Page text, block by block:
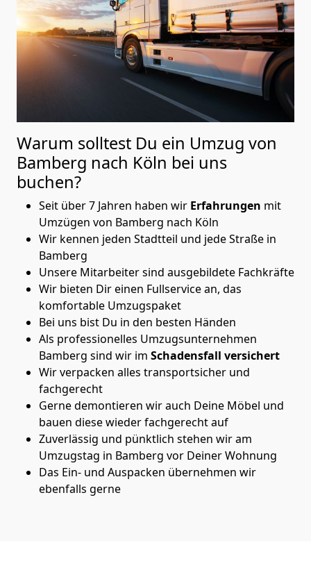
Warum solltest Du ein Umzug von
Bamberg nach Köln bei uns
buchen?
Seit über 7 Jahren haben wir Erfahrungen mit
Umzügen von Bamberg nach Köln
Wir kennen jeden Stadtteil und jede Straße in
Bamberg
Unsere Mitarbeiter sind ausgebildete Fachkräfte
Wir bieten Dir einen Fullservice an, das
komfortable Umzugspaket
Bei uns bist Du in den besten Händen
Als professionelles Umzugsunternehmen
Bamberg sind wir im Schadensfall versichert
Wir verpacken alles transportsicher und
fachgerecht
Gerne demontieren wir auch Deine Möbel und
bauen diese wieder fachgerecht auf
Zuverlässig und pünktlich stehen wir am
Umzugstag in Bamberg vor Deiner Wohnung
Das Ein- und Auspacken übernehmen wir
ebenfalls gerne